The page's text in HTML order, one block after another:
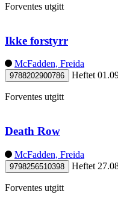
Forventes utgitt
Ikke forstyrr
McFadden, Freida
9788202900786 Heftet
Forventes utgitt
Death Row
McFadden, Freida
9798256510398 Heftet
Forventes utgitt